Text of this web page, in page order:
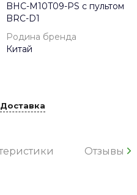
BHC-M10T09-PS с пультом
BRC-D1
Родина бренда
Китай
Доставка
Отзывы